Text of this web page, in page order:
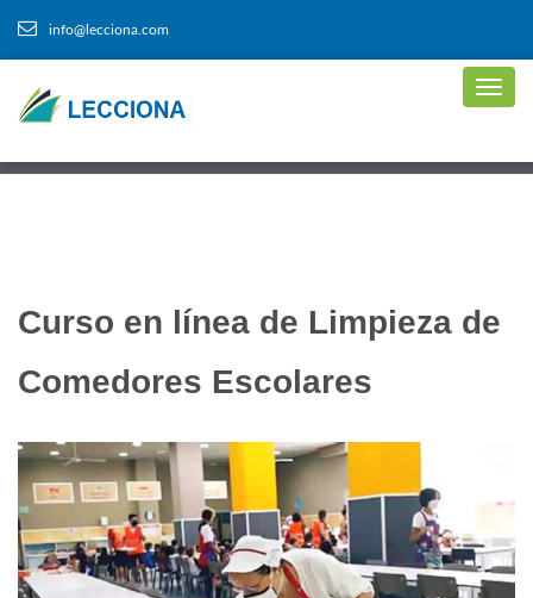
info@lecciona.com
Curso en línea de Limpieza de
Comedores Escolares